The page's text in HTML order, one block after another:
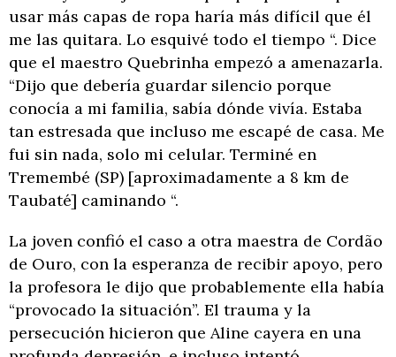
usar más capas de ropa haría más difícil que él
me las quitara. Lo esquivé todo el tiempo “. Dice
que el maestro Quebrinha empezó a amenazarla.
“Dijo que debería guardar silencio porque
conocía a mi familia, sabía dónde vivía. Estaba
tan estresada que incluso me escapé de casa. Me
fui sin nada, solo mi celular. Terminé en
Tremembé (SP) [aproximadamente a 8 km de
Taubaté] caminando “.
La joven confió el caso a otra maestra de Cordão
de Ouro, con la esperanza de recibir apoyo, pero
la profesora le dijo que probablemente ella había
“provocado la situación”. El trauma y la
persecución hicieron que Aline cayera en una